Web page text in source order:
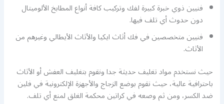
فنيين ذوي خبرة كبيرة لفك وتركيب كافة أنواع المطابخ الألوميتال
دون حدوث أي تلف فيها.
فنيين متخصصين في فك أثاث ايكيا والأثاث الأيطالي وغيرهم من
الأثاث.
حيث نستخدم مواد تغليف حديثة جدا ونقوم بتغليف العفش أو الأثاث
باحترافية عالية، حيث نقوم بوضع الزجاج والأجهزة الإلكترونية في فلين
ضد الكسر، ومن ثم وصعه في كراتين محكمة الغلق لمنع أي تلف.